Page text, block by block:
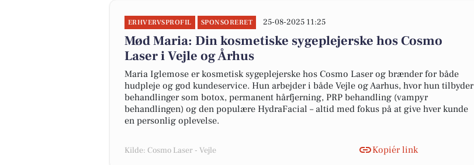
ERHVERVSPROFIL SPONSORERET 25-08-2025 11:25
Mød Maria: Din kosmetiske sygeplejerske hos Cosmo
Laser i Vejle og Århus
Maria Iglemose er kosmetisk sygeplejerske hos Cosmo Laser og brænder for både
hudpleje og god kundeservice. Hun arbejder i både Vejle og Aarhus, hvor hun tilbyder
behandlinger som botox, permanent hårfjerning, PRP behandling (vampyr
behandlingen) og den populære HydraFacial – altid med fokus på at give hver kunde
en personlig oplevelse.
Kilde: Cosmo Laser - Vejle Kopiér link